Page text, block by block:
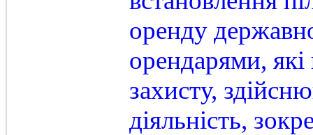
оренду
орендарями,
захисту,
діяльність,